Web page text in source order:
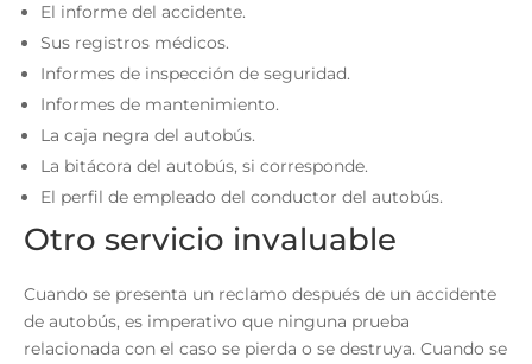
El informe del accidente.
Sus registros médicos.
Informes de inspección de seguridad.
Informes de mantenimiento.
La caja negra del autobús.
La bitácora del autobús, si corresponde.
El perfil de empleado del conductor del autobús.
Otro servicio invaluable
Cuando se presenta un reclamo después de un accidente
de autobús, es imperativo que ninguna prueba
relacionada con el caso se pierda o se destruya. Cuando se